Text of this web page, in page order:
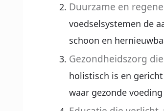
Duurzame en
voedselsystemen de
schoon en
Gezondheidszorg
holistisch is en
waar gezonde